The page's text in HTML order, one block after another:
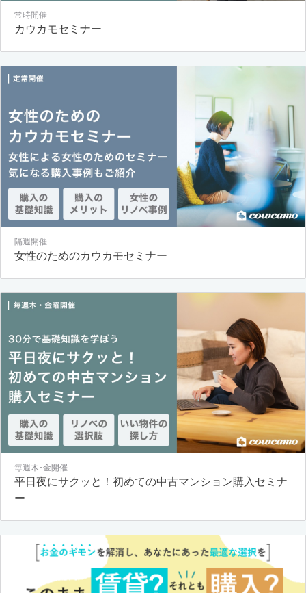
常時開催
カウカモセミナー
隔週開催
女性のためのカウカモセミナー
毎週木･金開催
平日夜にサクッと！初めての中古マンション購入セミナ
ー